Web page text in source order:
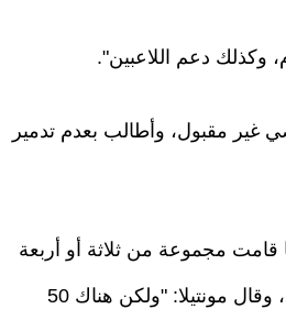
وكذلك دعم اللاعبين".
غير مقبول، وأطالب بعدم تدمير
قامت مجموعة من ثلاثة أو أربعة
أشخاص بإهانة اللاعبين، وانتشرت الواقعة على مواقع التواصل الاجتماعي، وقال مونتيلا: "ولكن هناك 50